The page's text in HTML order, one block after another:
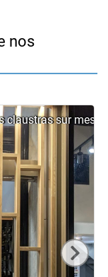
nos
claustras sur